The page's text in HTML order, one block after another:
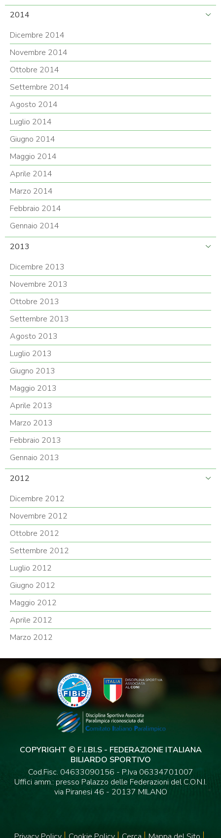
2014
Dicembre 2014
Novembre 2014
Ottobre 2014
Settembre 2014
Agosto 2014
Luglio 2014
Giugno 2014
Maggio 2014
Aprile 2014
Marzo 2014
Febbraio 2014
Gennaio 2014
2013
Dicembre 2013
Novembre 2013
Ottobre 2013
Settembre 2013
Agosto 2013
Luglio 2013
Giugno 2013
Maggio 2013
Aprile 2013
Marzo 2013
Febbraio 2013
Gennaio 2013
2012
Dicembre 2012
Novembre 2012
Ottobre 2012
Settembre 2012
Luglio 2012
Giugno 2012
Maggio 2012
Aprile 2012
Marzo 2012
COPYRIGHT © F.I.BI.S - FEDERAZIONE ITALIANA
BILIARDO SPORTIVO
Cod.Fisc. 04633090156 - P.Iva 06334701007
Uffici amm.: presso Palazzo delle Federazioni del C.O.N.I.
via Piranesi 46 - 20137 MILANO